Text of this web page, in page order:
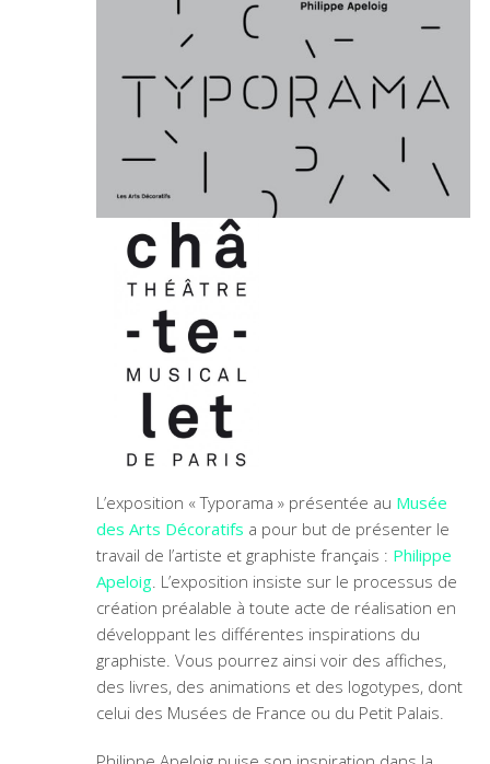
L’exposition « Typorama » présentée au Musée
des Arts Décoratifs a pour but de présenter le
travail de l’artiste et graphiste français : Philippe
Apeloig. L’exposition insiste sur le processus de
création préalable à toute acte de réalisation en
développant les différentes inspirations du
graphiste. Vous pourrez ainsi voir des affiches,
des livres, des animations et des logotypes, dont
celui des Musées de France ou du Petit Palais.